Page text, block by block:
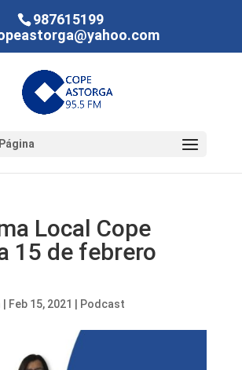
987615199
Local Cope
15 de febrero
Feb 15, 2021 Podcast